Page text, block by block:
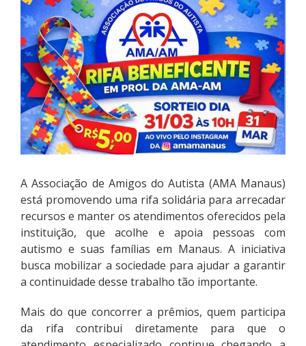
A Associação de Amigos do Autista (AMA Manaus)
está promovendo uma rifa solidária para arrecadar
recursos e manter os atendimentos oferecidos pela
instituição, que acolhe e apoia pessoas com
autismo e suas famílias em Manaus. A iniciativa
busca mobilizar a sociedade para ajudar a garantir
a continuidade desse trabalho tão importante.
Mais do que concorrer a prêmios, quem participa
da rifa contribui diretamente para que o